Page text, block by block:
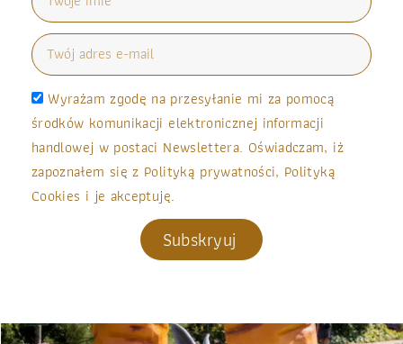
Wyrażam zgodę na przesyłanie mi za pomocą
środków komunikacji elektronicznej informacji
handlowej w postaci Newslettera. Oświadczam, iż
zapoznałem się z Polityką prywatności, Polityką
Cookies i je akceptuję.
Subskryuj